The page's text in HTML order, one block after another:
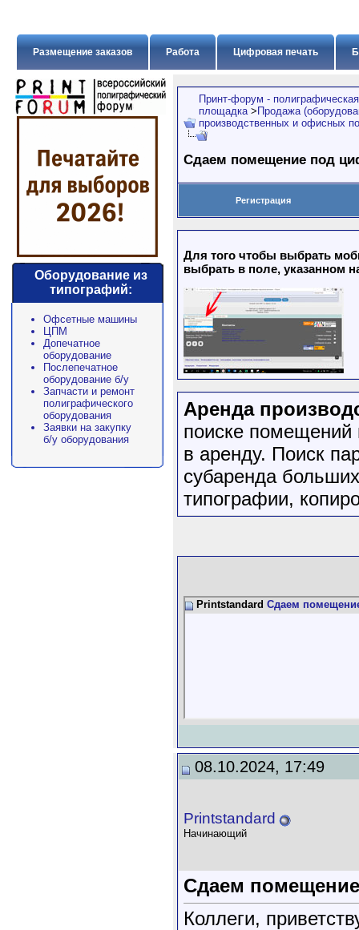
Цифровая печать
Работа
Размещение заказов
Оборудование из
типографий:
Офсетные машины
ЦПМ
Допечатное
оборудование
Послепечатное
оборудование б/у
Запчасти и ремонт
полиграфического
оборудования
Заявки на закупку
б/у оборудования
Принт-форум -
площадка > Продажа
производственных и офисных
Сдаем помещение под
Регистрация
Для того чтобы выбрать
выбрать в поле, указанном
Аренда
поиске
в аренду. Поиск
субаренда
типографии,
Printstandard Сдаем
08.10.2024, 17:49
Printstandard
Начинающий
Сдаем
Коллеги,